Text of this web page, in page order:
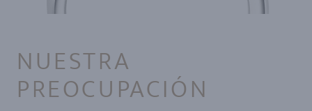
NUESTRA
PREOCUPACIÓN